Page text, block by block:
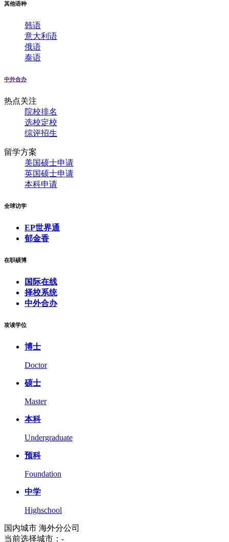
其他语种
韩语
意大利语
俄语
泰语
中外合办
热点关注
院校排名
选校定校
综评招生
留学方案
美国硕士申请
英国硕士申请
本科申请
全球访学
EP世界通
郁金香
在职硕博
国际在线
择校系统
中外合办
攻读学位
博士
Doctor
硕士
Master
本科
Undergraduate
预科
Foundation
中学
Highschool
国内城市 海外分公司
当前选择城市： -